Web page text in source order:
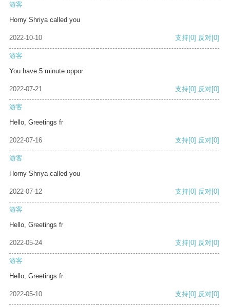
游客
Horny Shriya called you
2022-10-10 支持[0] 反对[0]
游客
You have 5 minute oppor
2022-07-21 支持[0] 反对[0]
游客
Hello, Greetings fr
2022-07-16 支持[0] 反对[0]
游客
Horny Shriya called you
2022-07-12 支持[0] 反对[0]
游客
Hello, Greetings fr
2022-05-24 支持[0] 反对[0]
游客
Hello, Greetings fr
2022-05-10 支持[0] 反对[0]